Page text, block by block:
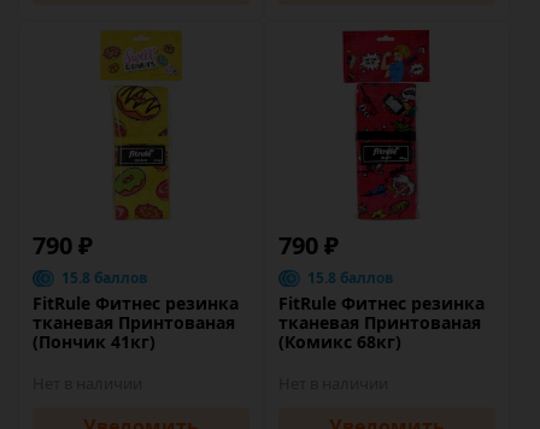
790 ₽
15.8 баллов
FitRule Фитнес резинка
тканевая Принтованая
(Пончик 41кг)
790 ₽
15.8 баллов
FitRule Фитнес резинка
тканевая Принтованая
(Комикс 68кг)